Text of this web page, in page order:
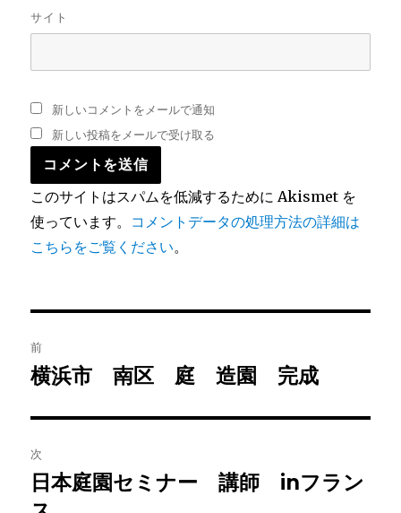
サイト
新しいコメントをメールで通知
新しい投稿をメールで受け取る
このサイトはスパムを低減するために Akismet を
使っています。 コメントデータの処理方法の詳細は
こちらをご覧ください。
稿
ビ
ゲ
前
前
投
稿:
横浜市 南区 庭 造園 完成
次
次
の
日本庭園セミナー 講師 inフラン